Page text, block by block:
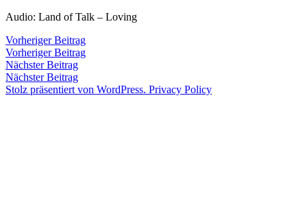
Zum
springen
von
April
2017
einen
Kommentar
zu
Audio: Land of Talk – Loving
Veröffentlicht
von
snhpfr
18.
April
2017
Veröffentlicht
in
Uncategorized
Schlagwörter:
land
of
talk,
saddle
Beitragsnavigation
Vorheriger BeitragVorheriger
Beitrag:
Vorheriger Beitrag
Nächster BeitragNächster
Beitrag:
Nächster Beitrag
Stolz präsentiert von WordPress. Privacy Policy